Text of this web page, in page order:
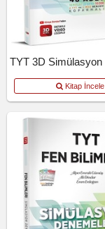
Kitap İncele